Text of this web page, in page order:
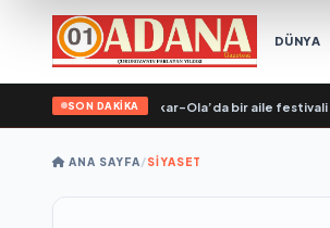
DÜNYA
SON DAKİKA
girişimiyle Yoshkar-Ola’da bir aile festivali
ANA SAYFA/SİYASET